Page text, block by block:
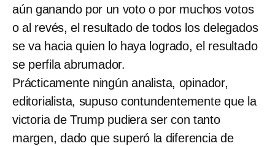
aún ganando por un voto o por muchos votos
o al revés, el resultado de todos los delegados
se va hacia quien lo haya logrado, el resultado
se perfila abrumador.
Prácticamente ningún analista, opinador,
editorialista, supuso contundentemente que la
victoria de Trump pudiera ser con tanto
margen, dado que superó la diferencia de